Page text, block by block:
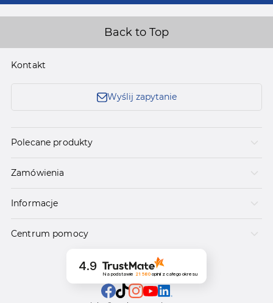
Back to Top
Kontakt
Wyślij zapytanie
Polecane produkty
Zamówienia
Informacje
Centrum pomocy
4.9
Na podstawie 21 580opinii z całego okresu